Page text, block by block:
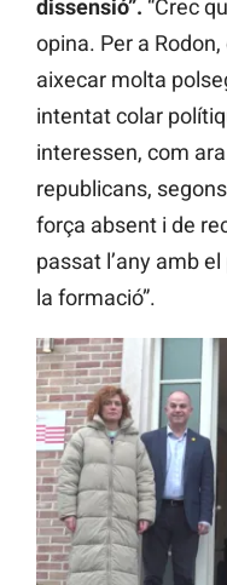
dissensió”. “Crec
opina. Per a
aixecar molta
intentat colar
interessen, com
republicans,
força absent i de
passat l’any amb
la formació”.